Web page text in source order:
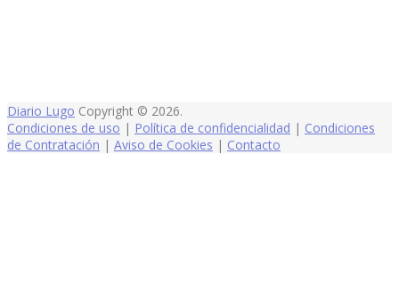
Diario Lugo Copyright © 2026.
Condiciones de uso | Política de confidencialidad | Condiciones
de Contratación | Aviso de Cookies | Contacto